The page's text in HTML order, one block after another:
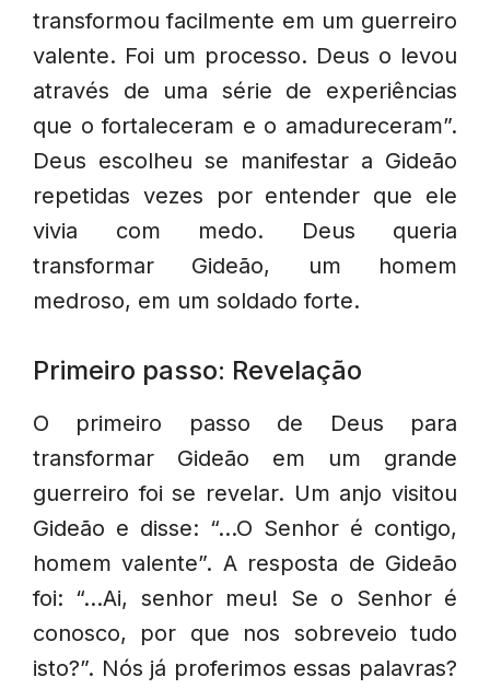
transformou facilmente em um guerreiro
valente. Foi um processo. Deus o levou
através de uma série de experiências
que o fortaleceram e o amadureceram”.
Deus escolheu se manifestar a Gideão
repetidas vezes por entender que ele
vivia com medo. Deus queria
transformar Gideão, um homem
medroso, em um soldado forte.
Primeiro passo: Revelação
O primeiro passo de Deus para
transformar Gideão em um grande
guerreiro foi se revelar. Um anjo visitou
Gideão e disse: “…O Senhor é contigo,
homem valente”. A resposta de Gideão
foi: “…Ai, senhor meu! Se o Senhor é
conosco, por que nos sobreveio tudo
isto?”. Nós já proferimos essas palavras?